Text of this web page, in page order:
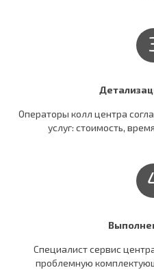
Операторы колл центра
услуг: стоимость,
Специалист сервис
проблемную